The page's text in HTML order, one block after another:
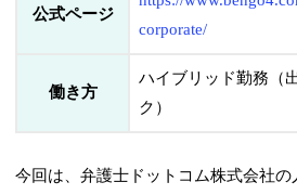
公式ページ
corporate/
働き方
ハイブリッド勤務（
ク）
今回は、弁護士ドットコム株式会社